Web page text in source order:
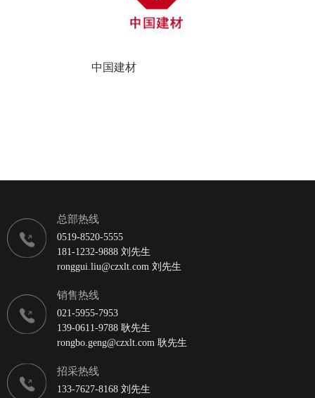
中国建材
总部热线
0519-8520-5555
181-1232-9888 刘先生
ronggui.liu@czxlt.com 刘先生
销售热线
021-5955-7953
139-0611-9788 耿先生
rongbo.geng@czxlt.com 耿先生
招采热线
133-7627-8168 刘先生